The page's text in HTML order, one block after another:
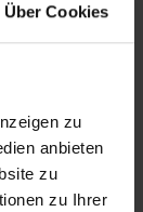
Über Cookies
zu
anbieten
zu
zu Ihrer